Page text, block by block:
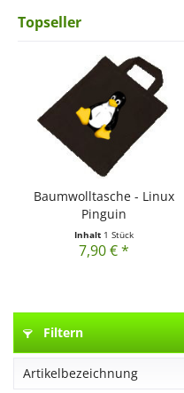
Topseller
Baumwolltasche - Linux
Pinguin
Inhalt 1 Stück
7,90 € *
Filtern